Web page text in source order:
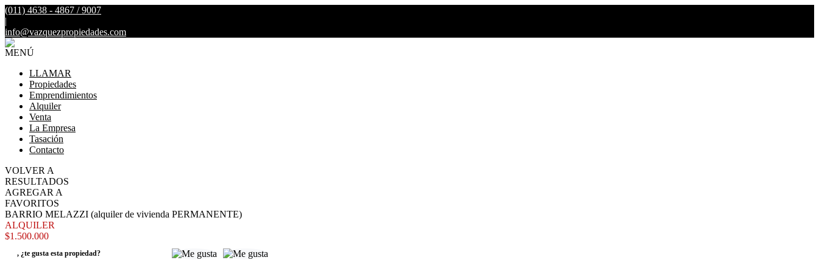
(011) 4638 - 4867 / 9007
|
info@vazquezpropiedades.com
MENÚ
LLAMAR
Propiedades
Emprendimientos
Alquiler
Venta
La Empresa
Tasación
Contacto
VOLVER A
RESULTADOS
AGREGAR A
FAVORITOS
BARRIO MELAZZI (alquiler de vivienda PERMANENTE)
ALQUILER
$1.500.000
, ¿te gusta esta propiedad?